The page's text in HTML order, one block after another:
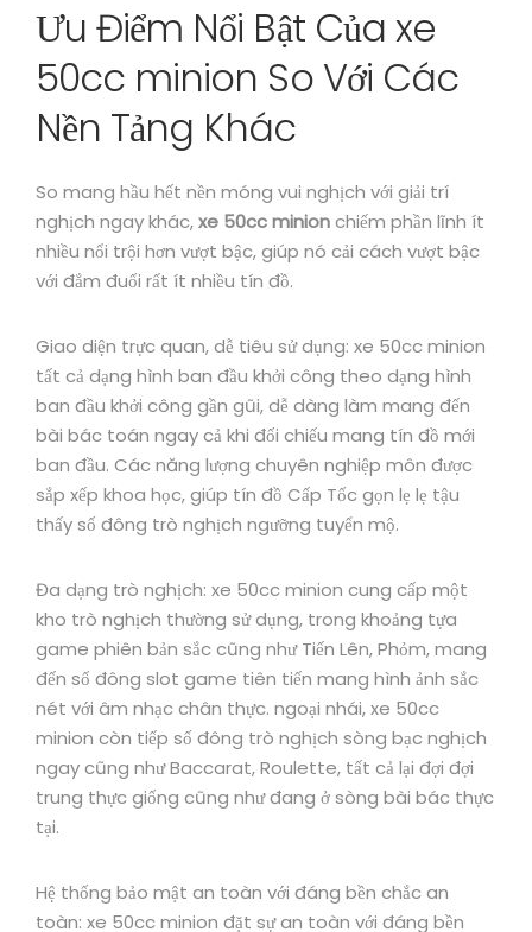
Ưu Điểm Nổi Bật Của xe
50cc minion So Với Các
Nền Tảng Khác
So mang hầu hết nền móng vui nghịch với giải trí
nghịch ngay khác,xe 50cc minionchiếm phần lĩnh ít
nhiều nổi trội hơn vượt bậc, giúp nó cải cách vượt bậc
với đắm đuối rất ít nhiều tín đồ.
Giao diện trực quan, dễ tiêu sử dụng: xe 50cc minion
tất cả dạng hình ban đầu khởi công theo dạng hình
ban đầu khởi công gần gũi, dễ dàng làm mang đến
bài bác toán ngay cả khi đối chiếu mang tín đồ mới
ban đầu. Các năng lượng chuyên nghiệp môn được
sắp xếp khoa học, giúp tín đồ Cấp Tốc gọn lẹ lẹ tậu
thấy số đông trò nghịch ngưỡng tuyển mộ.
Đa dạng trò nghịch: xe 50cc minion cung cấp một
kho trò nghịch thường sử dụng, trong khoảng tựa
game phiên bản sắc cũng như Tiến Lên, Phỏm, mang
đến số đông slot game tiên tiến mang hình ảnh sắc
nét với âm nhạc chân thực. ngoại nhái, xe 50cc
minion còn tiếp số đông trò nghịch sòng bạc nghịch
ngay cũng như Baccarat, Roulette, tất cả lại đợi đợi
trung thực giống cũng như đang ở sòng bài bác thực
tại.
Hệ thống bảo mật an toàn với đáng bền chắc an
toàn: xe 50cc minion đặt sự an toàn với đáng bền